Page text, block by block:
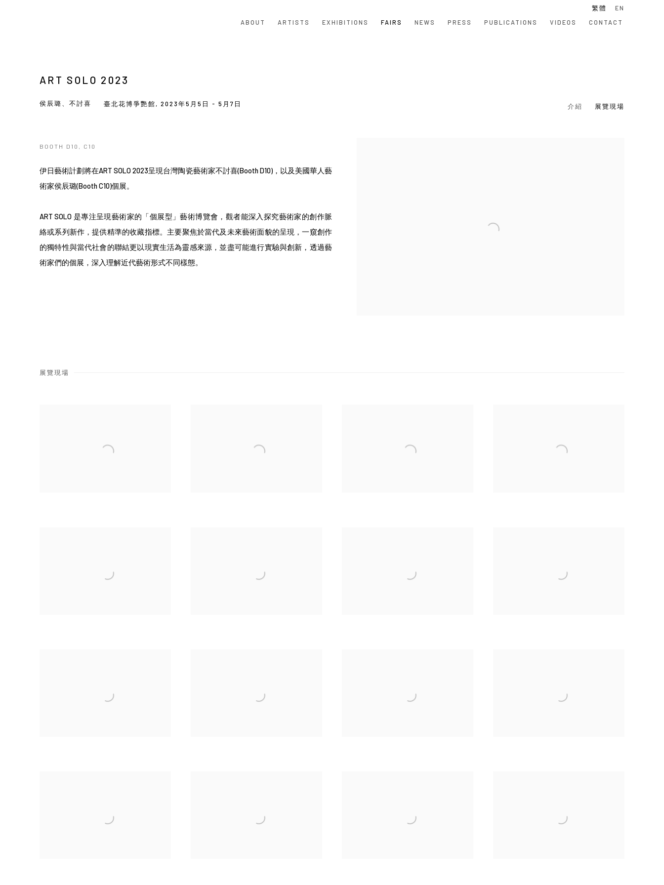
ABOUT ARTISTS EXHIBITIONS FAIRS NEWS PRESS PUBLICATIONS VIDEOS CONTACT
繁體 EN
ART SOLO 2023
侯辰璐、不討喜 臺北花博爭艷館, 2023年5月5日 - 5月7日 介紹 展覽現場
BOOTH D10, C10
伊日藝術計劃將在ART SOLO 2023呈現台灣陶瓷藝術家不討喜(Booth D10)，以及美國華人藝
術家侯辰璐(Booth C10)個展。
ART SOLO 是專注呈現藝術家的「個展型」藝術博覽會，觀者能深入探究藝術家的創作脈
絡或系列新作，提供精準的收藏指標。 主要聚焦於當代及未來藝術面貌的呈現，一窺創作
的獨特性與當代社會的聯結更以現實生活為靈感來源，並盡可能進行實驗與創新，透過藝
術家們的個展，深入理解近代藝術形式不同樣態。
展覽現場